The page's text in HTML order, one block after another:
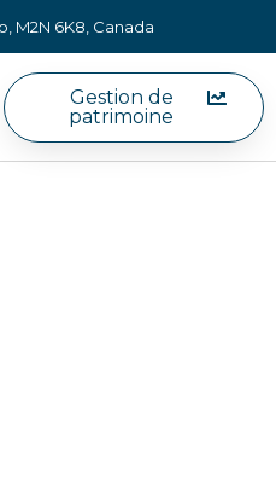
M2N 6K8, Canada
Gestion de
patrimoine